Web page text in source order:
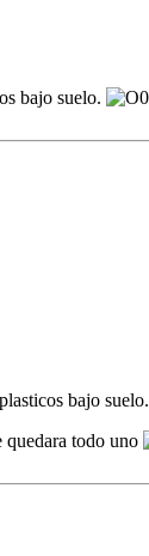
bajo suelo.
bajo
quedara todo uno